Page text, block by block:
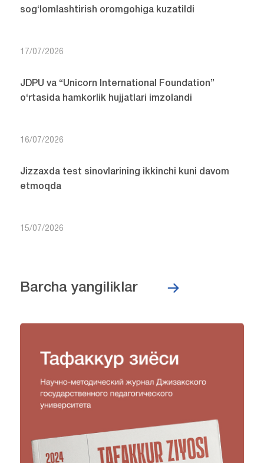
sog‘lomlashtirish oromgohiga kuzatildi
17/07/2026
JDPU va “Unicorn International Foundation”
o‘rtasida hamkorlik hujjatlari imzolandi
16/07/2026
Jizzaxda test sinovlarining ikkinchi kuni davom
etmoqda
15/07/2026
Barcha yangiliklar